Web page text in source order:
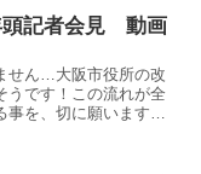
記者会見 動画
せん…大阪市役所の改
うです！この流れが全
事を、切に願います…